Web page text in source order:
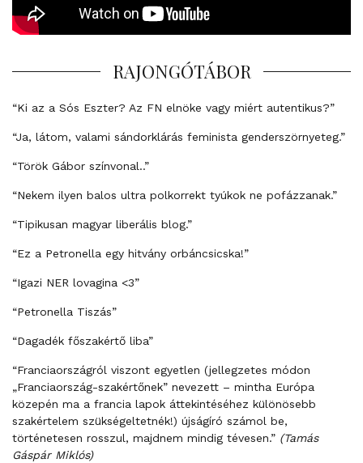
RAJONGÓTÁBOR
“Ki az a Sós Eszter? Az FN elnöke vagy miért autentikus?”
“Ja, látom, valami sándorklárás feminista genderszörnyeteg.”
“Török Gábor színvonal..”
“Nekem ilyen balos ultra polkorrekt tyúkok ne pofázzanak.”
“Tipikusan magyar liberális blog.”
“Ez a Petronella egy hitvány orbáncsicska!”
“Igazi NER lovagina <3”
“Petronella Tiszás”
“Dagadék főszakértő liba”
“Franciaországról viszont egyetlen (jellegzetes módon
„Franciaország-szakértőnek” nevezett – mintha Európa
közepén ma a francia lapok áttekintéséhez különösebb
szakértelem szükségeltetnék!) újságíró számol be,
történetesen rosszul, majdnem mindig tévesen.” (Tamás
Gáspár Miklós)